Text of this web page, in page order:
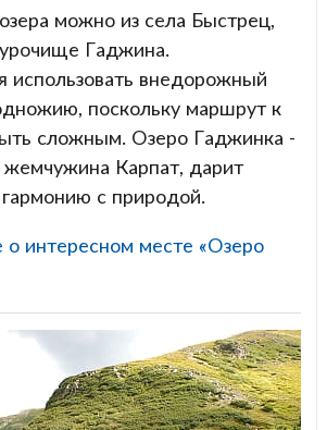
можно из села Быстрец,
Гаджина.
использовать внедорожный
поскольку маршрут к
сложным. Озеро Гаджинка -
жемчужина Карпат, дарит
с природой.
интересном месте «Озеро